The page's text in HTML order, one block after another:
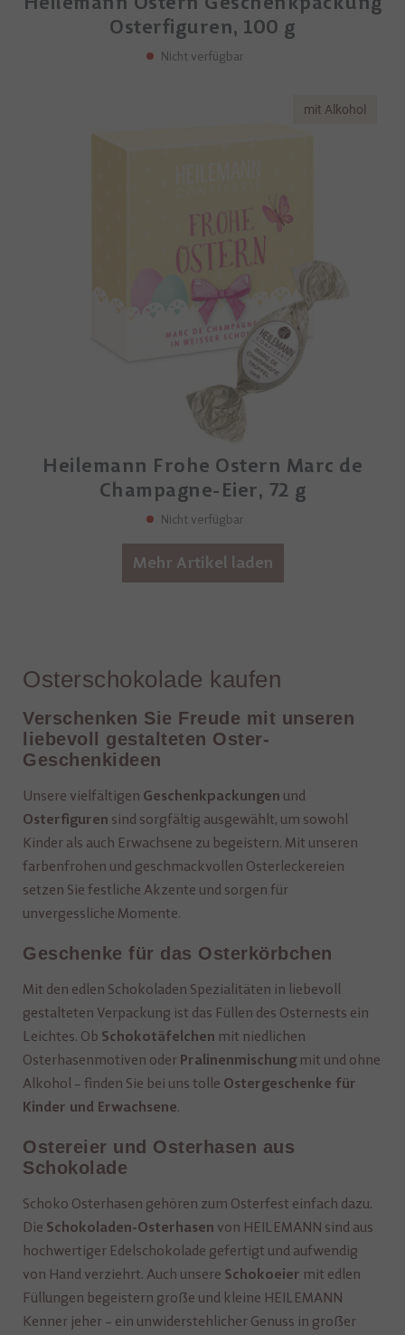
Osterfiguren, 100 g
Nicht verfügbar
mit Alkohol
Heilemann Frohe Ostern Marc de
Champagne-Eier, 72 g
Nicht verfügbar
Mehr Artikel laden
Osterschokolade kaufen
Verschenken Sie Freude mit unseren
liebevoll gestalteten Oster-
Geschenkideen
Unsere vielfältigen Geschenkpackungen und
Osterfiguren sind sorgfältig ausgewählt, um sowohl
Kinder als auch Erwachsene zu begeistern. Mit unseren
farbenfrohen und geschmackvollen Osterleckereien
setzen Sie festliche Akzente und sorgen für
unvergessliche Momente.
Geschenke für das Osterkörbchen
Mit den edlen Schokoladen Spezialitäten in liebevoll
gestalteten Verpackung ist das Füllen des Osternests ein
Leichtes. Ob Schokotäfelchen mit niedlichen
Osterhasenmotiven oder Pralinenmischung mit und ohne
Alkohol – finden Sie bei uns tolle Ostergeschenke für
Kinder und Erwachsene.
Ostereier und Osterhasen aus
Schokolade
Schoko Osterhasen gehören zum Osterfest einfach dazu.
Die Schokoladen-Osterhasen von HEILEMANN sind aus
hochwertiger Edelschokolade gefertigt und aufwendig
von Hand verziehrt. Auch unsere Schokoeier mit edlen
Füllungen begeistern große und kleine HEILEMANN
Kenner jeher – ein unwiderstehlicher Genuss in großer